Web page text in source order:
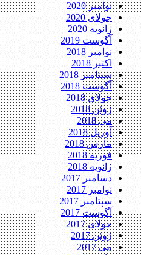
نوامبر 2020
جولای 2020
ژانویه 2020
آگوست 2019
نوامبر 2018
اکتبر 2018
سپتامبر 2018
آگوست 2018
جولای 2018
ژوئن 2018
می 2018
آوریل 2018
مارس 2018
فوریه 2018
ژانویه 2018
دسامبر 2017
نوامبر 2017
سپتامبر 2017
آگوست 2017
جولای 2017
ژوئن 2017
می 2017